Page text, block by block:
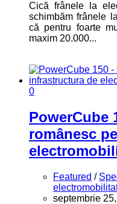
Cică frânele la
schimbăm frânele
că pentru foarte
maxim 20.000...
0
PowerCube
românesc
Featured /
septembrie